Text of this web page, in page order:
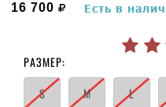
16 700 руб.
Есть в
РАЗМЕР:
S
M L